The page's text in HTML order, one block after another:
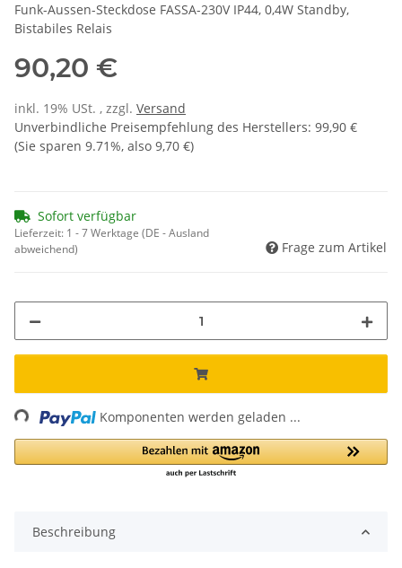
Funk-Aussen-Steckdose FASSA-230V IP44, 0,4W Standby,
Bistabiles Relais
90,20 €
inkl. 19% USt. , zzgl. Versand
Unverbindliche Preisempfehlung des Herstellers: 99,90 €
(Sie sparen 9.71%, also 9,70 €)
Sofort verfügbar
Lieferzeit: 1 - 7 Werktage (DE - Ausland
abweichend)
Frage zum Artikel
Komponenten werden geladen ...
Beschreibung